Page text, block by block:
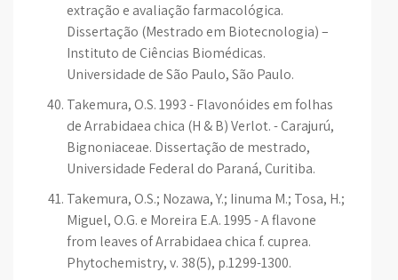
extração e avaliação farmacológica.
Dissertação (Mestrado em Biotecnologia) –
Instituto de Ciências Biomédicas.
Universidade de São Paulo, São Paulo.
Takemura, O.S. 1993 - Flavonóides em folhas
de Arrabidaea chica (H & B) Verlot. - Carajurú,
Bignoniaceae. Dissertação de mestrado,
Universidade Federal do Paraná, Curitiba.
Takemura, O.S.; Nozawa, Y.; Iinuma M.; Tosa, H.;
Miguel, O.G. e Moreira E.A. 1995 - A flavone
from leaves of Arrabidaea chica f. cuprea.
Phytochemistry, v. 38(5), p.1299-1300.